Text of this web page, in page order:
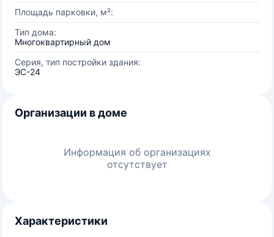
Площадь парковки, м²:
Тип дома:
Многоквартирный дом
Серия, тип постройки здания:
ЭС-24
Организации в доме
Информация об организациях
отсутствует
Характеристики